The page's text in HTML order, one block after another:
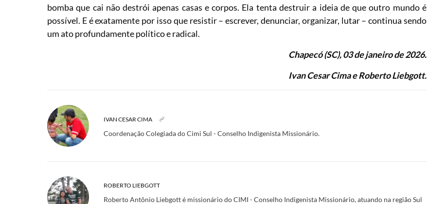
bomba que cai não destrói apenas casas e corpos. Ela tenta destruir a ideia de que outro mundo é
possível. E é exatamente por isso que resistir – escrever, denunciar, organizar, lutar – continua sendo
um ato profundamente político e radical.
Chapecó (SC), 03 de janeiro de 2026.
Ivan Cesar Cima e Roberto Liebgott.
IVAN CESAR CIMA
Coordenação Colegiada do Cimi Sul - Conselho Indigenista Missionário.
ROBERTO LIEBGOTT
Roberto Antônio Liebgott é missionário do CIMI - Conselho Indigenista Missionário, atuando na região Sul